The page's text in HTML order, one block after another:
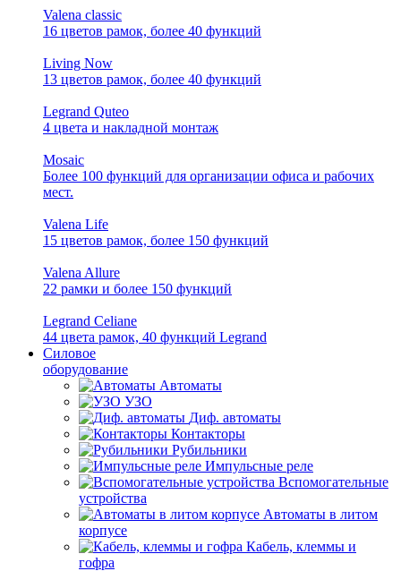
Valena classic
16 цветов рамок, более 40 функций
Living Now
13 цветов рамок, более 40 функций
Legrand Quteo
4 цвета и накладной монтаж
Mosaic
Более 100 функций для организации офиса и рабочих
мест.
Valena Life
15 цветов рамок, более 150 функций
Valena Allure
22 рамки и более 150 функций
Legrand Celiane
44 цвета рамок, 40 функций Legrand
Силовое
оборудование
Автоматы
УЗО
Диф. автоматы
Контакторы
Рубильники
Импульсные реле
Вспомогательные
устройства
Автоматы в литом
корпусе
Кабель, клеммы и
гофра